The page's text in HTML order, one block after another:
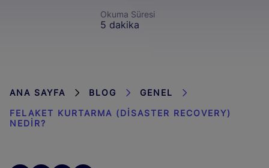
Okuma Süresi
5 dakika
ANA SAYFA BLOG
GENEL
FELAKET KURTARMA (DISASTER RECOVERY)
NEDIR?